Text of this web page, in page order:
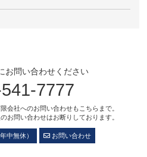
お問い合わせください
7777
会社へのお問い合わせもこちらまで。
お問い合わせはお断りしております。
中無休） お問い合わせ